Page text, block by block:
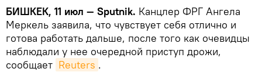
БИШКЕК, 11 июл — Sputnik. Канцлер ФРГ Ангела
Меркель заявила, что чувствует себя отлично и
готова работать дальше, после того как очевидцы
наблюдали у нее очередной приступ дрожи,
сообщает Reuters .